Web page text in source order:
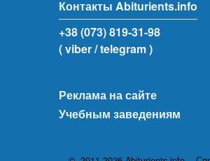
Контакты Abiturients.info
+38 (073) 819-31-98
( viber/ telegram )
Реклама на сайте
Учебным заведениям